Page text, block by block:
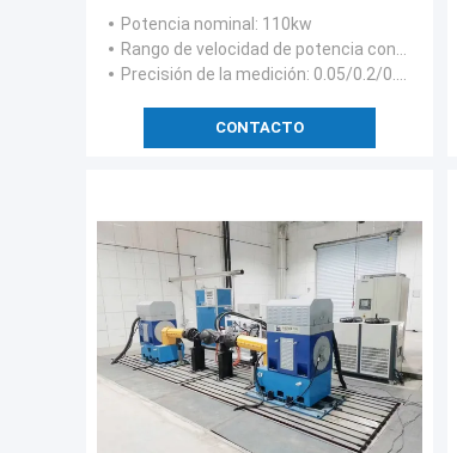
de pruebas de dinamómetro
eléctrico para probar el
Potencia nominal : 110kw
Rango de velocidad de potencia constante
Precisión de la medición: 0.05/0.2/0.5 %FS
CONTACTO